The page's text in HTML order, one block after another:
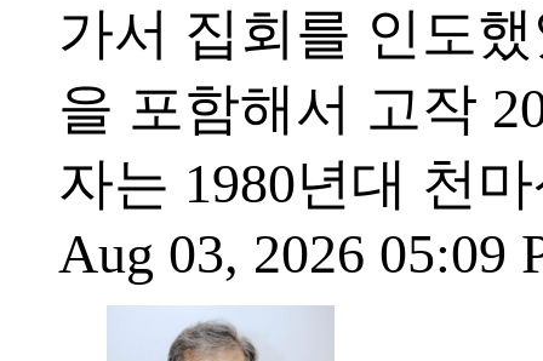
가서 집회를 인도
을 포함해서 고작
자는 1980년대 천
Aug 03, 2026 05:09